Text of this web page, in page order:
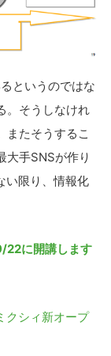
というのではな
。そうしなけれ
またそうするこ
大手SNSが作り
い限り、情報化
22に開講します
クシィ新オープ